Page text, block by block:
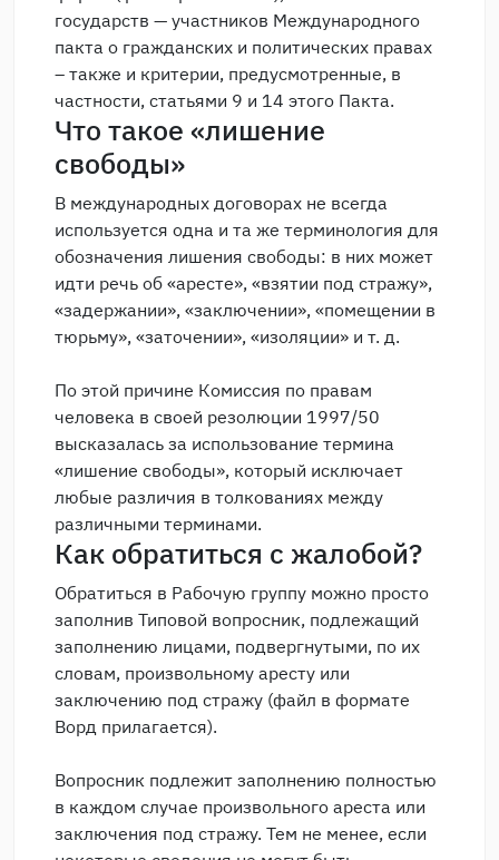
государств — участников Международного
пакта о гражданских и политических правах
– также и критерии, предусмотренные, в
частности, статьями 9 и 14 этого Пакта.
Что такое «лишение
свободы»
В международных договорах не всегда
используется одна и та же терминология для
обозначения лишения свободы: в них может
идти речь об «аресте», «взятии под стражу»,
«задержании», «заключении», «помещении в
тюрьму», «заточении», «изоляции» и т. д.
По этой причине Комиссия по правам
человека в своей резолюции 1997/50
высказалась за использование термина
«лишение свободы», который исключает
любые различия в толкованиях между
различными терминами.
Как обратиться с жалобой?
Обратиться в Рабочую группу можно просто
заполнив Типовой вопросник, подлежащий
заполнению лицами, подвергнутыми, по их
словам, произвольному аресту или
заключению под стражу (файл в формате
Ворд прилагается).
Вопросник подлежит заполнению полностью
в каждом случае произвольного ареста или
заключения под стражу. Тем не менее, если